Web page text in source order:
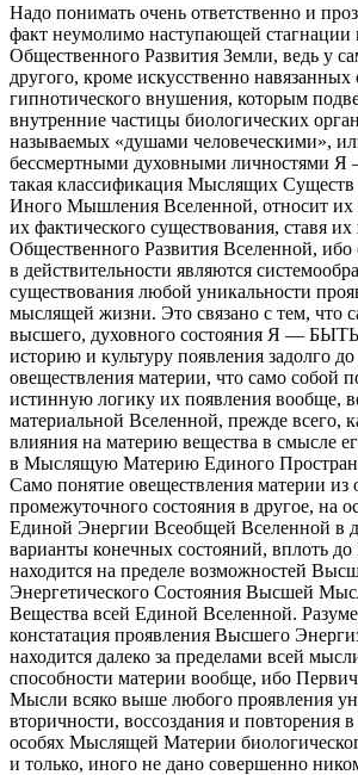
Надо понимать очень ответственно и
факт неумолимо наступающей стагнации
Общественного Развития Земли, ведь у
другого, кроме искусственно навязанных
гипнотического внушения, которым
внутренние частицы биологических
называемых «душами человеческими»,
бессмертными духовными личностями
такая классификация Мыслящих
Иного Мышления Вселенной, относит их
их фактического существования, ставя
Общественного Развития Вселенной, ибо
в действительности являются
существования любой уникальности
мыслящей жизни. Это связано с тем, что
высшего, духовного состояния Я —
историю и культуру появления задолго
овеществления материи, что само собой
истинную логику их появления вообще,
материальной Вселенной, прежде всего,
влияния на материю вещества в смысле
в Мыслящую Материю Единого
Само понятие овеществления материи из
промежуточного состояния в другое, на
Единой Энергии Всеобщей Вселенной в
варианты конечных состояний, вплоть
находится на пределе возможностей
Энергетического Состояния Высшей
Вещества всей Единой Вселенной.
констатация проявления Высшего
находится далеко за пределами всей
способности материи вообще, ибо
Мысли всяко выше любого проявления
вторичности, воссоздания и повторения
особях Мыслящей Материи
и только, иного не дано совершенно